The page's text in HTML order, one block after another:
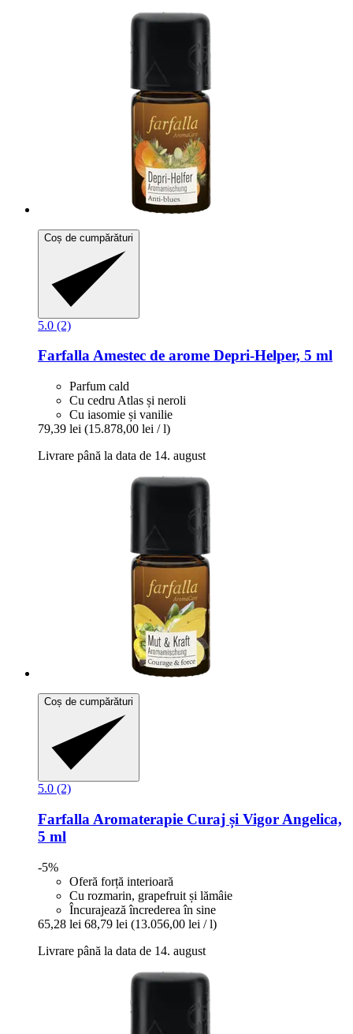
Coș de cumpărături
5.0 (2)
FarfallaAmestec de arome Depri-​Helper, 5 ml
Parfum cald
Cu cedru Atlas și neroli
Cu iasomie și vanilie
79,39 lei (15.878,00 lei / l)
Livrare până la data de 14. august
Coș de cumpărături
5.0 (2)
Farfalla Aromaterapie Curaj și Vigor Angelica,
5 ml
-5%
Oferă forță interioară
Cu rozmarin, grapefruit și lămâie
Încurajează încrederea în sine
65,28 lei 68,79 lei (13.056,00 lei / l)
Livrare până la data de 14. august